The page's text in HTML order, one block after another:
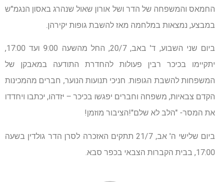
החמאס והמשפחה של הדר ושל אורון שאול שנהרג באסון הנגמ"ש
במבצע, נמצאות במלחמה מאז להשבת גופות יקירהן.
ביום שני השבוע, ד' באב, 20/7, החל מהשעה 9:00 ועד 17:00,
יתקיימו בכיכר רבין פעולות להחדרת התודעה במאבקן של
המשפחות להשבת הגופות. חניכי תנועות הנוער, חברים מהמכינות
הקדם צבאיות, משפחה וחברים יפגשו בכיכר – יזדהו, יכתבו ויחדדו
את המסר- "הלב לא שלם"!הציבור מוזמן!
ביום שלישי ה' אב, 21/7 תתקים האזכרה לסרן הדר גולדין בשעה
17:00, בבית הקברות הצבאי בכפר סבא.